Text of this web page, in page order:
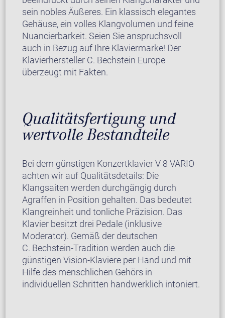
sein nobles Äußeres. Ein klassisch elegantes
Gehäuse, ein volles Klangvolumen und feine
Nuancierbarkeit. Seien Sie anspruchsvoll
auch in Bezug auf Ihre Klaviermarke! Der
Klavierhersteller C. Bechstein Europe
überzeugt mit Fakten.
Qualitätsfertigung und
wertvolle Bestandteile
Bei dem günstigen Konzertklavier V 8 VARIO
achten wir auf Qualitätsdetails: Die
Klangsaiten werden durchgängig durch
Agraffen in Position gehalten. Das bedeutet
Klangreinheit und tonliche Präzision. Das
Klavier besitzt drei Pedale (inklusive
Moderator). Gemäß der deutschen
C. Bechstein-Tradition werden auch die
günstigen Vision-Klaviere per Hand und mit
Hilfe des menschlichen Gehörs in
individuellen Schritten handwerklich intoniert.